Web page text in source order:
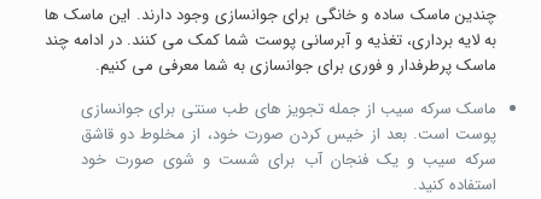
چندین ماسک ساده و خانگی برای جوانسازی وجود دارند. این ماسک ها
به لایه برداری، تغذیه و آبرسانی پوست شما کمک می کنند. در ادامه چند
ماسک پرطرفدار و فوری برای جوانسازی به شما معرفی می کنیم.
ماسک سرکه سیب از جمله تجویز های طب سنتی برای جوانسازی
پوست است. بعد از خیس کردن صورت خود، از مخلوط دو قاشق
سرکه سیب و یک فنجان آب برای شست و شوی صورت خود
استفاده کنید.